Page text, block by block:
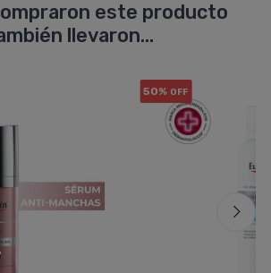
este producto
llevaron...
50% OFF